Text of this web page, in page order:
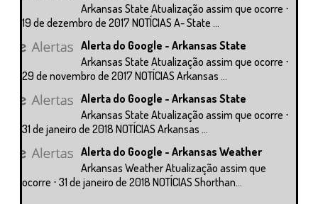
Arkansas State Atualização assim que ocorre ⋅
19 de dezembro de 2017 NOTÍCIAS A- State ...
Alerta do Google - Arkansas State
Arkansas State Atualização assim que ocorre ⋅
29 de novembro de 2017 NOTÍCIAS Arkansas ...
Alerta do Google - Arkansas State
Arkansas State Atualização assim que ocorre ⋅
31 de janeiro de 2018 NOTÍCIAS Arkansas ...
Alerta do Google - Arkansas Weather
Arkansas Weather Atualização assim que
ocorre ⋅ 31 de janeiro de 2018 NOTÍCIAS Shorthan...